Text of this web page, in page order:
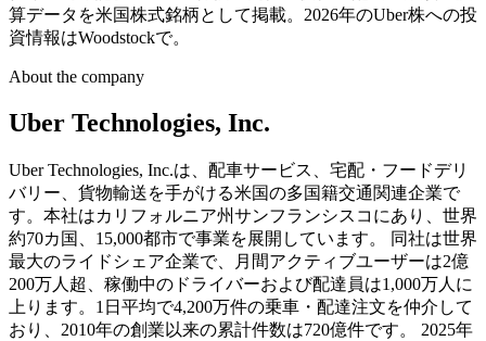
算データを米国株式銘柄として掲載。2026年のUber株への投
資情報はWoodstockで。
About the company
Uber Technologies, Inc.
Uber Technologies, Inc.は、配車サービス、宅配・フードデリ
バリー、貨物輸送を手がける米国の多国籍交通関連企業で
す。本社はカリフォルニア州サンフランシスコにあり、世界
約70カ国、15,000都市で事業を展開しています。 同社は世界
最大のライドシェア企業で、月間アクティブユーザーは2億
200万人超、稼働中のドライバーおよび配達員は1,000万人に
上ります。1日平均で4,200万件の乗車・配達注文を仲介して
おり、2010年の創業以来の累計件数は720億件です。 2025年